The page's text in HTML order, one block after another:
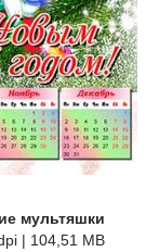
мультяшки
| 104,51 MB